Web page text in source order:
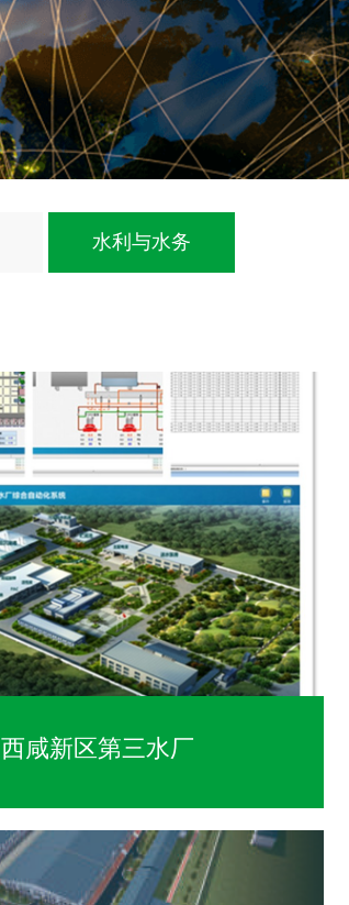
水利与水务
西咸新区第三水厂